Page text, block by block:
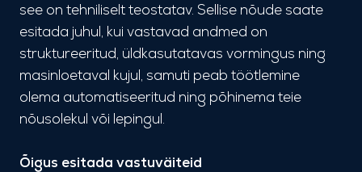
see on tehniliselt teostatav. Sellise nõude saate
esitada juhul, kui vastavad andmed on
struktureeritud, üldkasutatavas vormingus ning
masinloetaval kujul, samuti peab töötlemine
olema automatiseeritud ning põhinema teie
nõusolekul või lepingul.
Õigus esitada vastuväiteid